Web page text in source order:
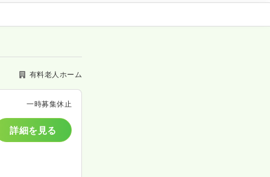
有料老人ホーム
一時募集休止
詳細を見る